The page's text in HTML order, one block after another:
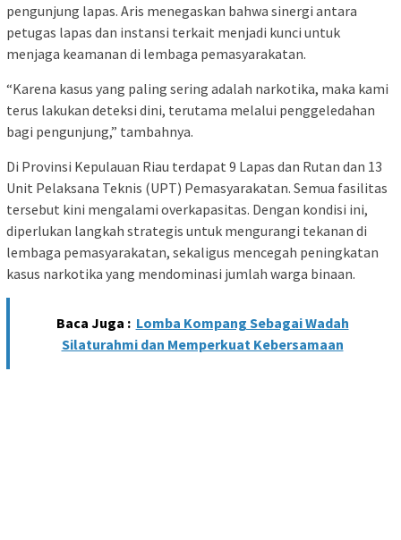
pengunjung lapas. Aris menegaskan bahwa sinergi antara
petugas lapas dan instansi terkait menjadi kunci untuk
menjaga keamanan di lembaga pemasyarakatan.
“Karena kasus yang paling sering adalah narkotika, maka kami
terus lakukan deteksi dini, terutama melalui penggeledahan
bagi pengunjung,” tambahnya.
Di Provinsi Kepulauan Riau terdapat 9 Lapas dan Rutan dan 13
Unit Pelaksana Teknis (UPT) Pemasyarakatan. Semua fasilitas
tersebut kini mengalami overkapasitas. Dengan kondisi ini,
diperlukan langkah strategis untuk mengurangi tekanan di
lembaga pemasyarakatan, sekaligus mencegah peningkatan
kasus narkotika yang mendominasi jumlah warga binaan.
Baca Juga : Lomba Kompang Sebagai Wadah
Silaturahmi dan Memperkuat Kebersamaan